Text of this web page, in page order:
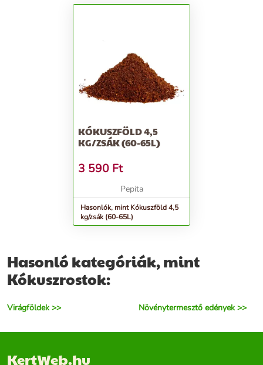
KÓKUSZFÖLD 4,5
KG/ZSÁK (60-65L)
3 590 Ft
Pepita
Hasonlók, mint Kókuszföld 4,5
kg/zsák (60-65L)
Hasonló kategóriák, mint
Kókuszrostok:
Virágföldek >> Növénytermesztő edények >>
KertWeb.hu